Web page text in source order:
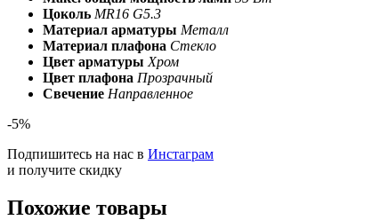
Цоколь MR16 G5.3
Материал арматуры Металл
Материал плафона Стекло
Цвет арматуры Хром
Цвет плафона Прозрачный
Свечение Направленное
-5%
Подпишитесь на нас в Инстаграм
и получите скидку
Похожие товары